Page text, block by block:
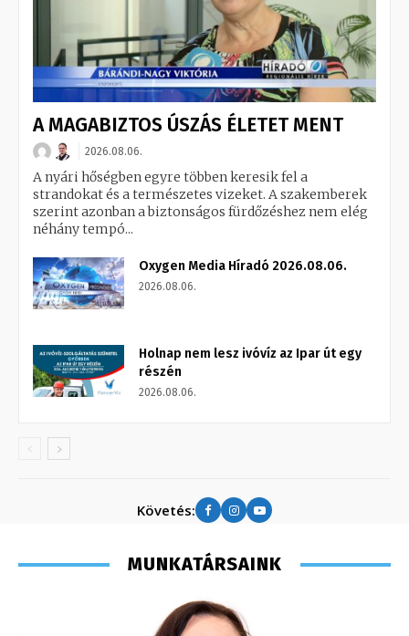
A MAGABIZTOS ÚSZÁS ÉLETET MENT
2026.08.06.
A nyári hőségben egyre többen keresik fel a
strandokat és a természetes vizeket. A szakemberek
szerint azonban a biztonságos fürdőzéshez nem elég
néhány tempó...
Oxygen Media Híradó 2026.08.06.
2026.08.06.
Holnap nem lesz ivóvíz az Ipar út egy
részén
2026.08.06.
Követés:
MUNKATÁRSAINK